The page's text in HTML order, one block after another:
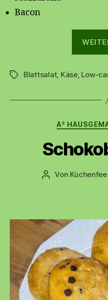
Bacon
Schlagwörter
Blattsalat, Käse, Low-
A²
Beitragsautor
Von Küchenfee